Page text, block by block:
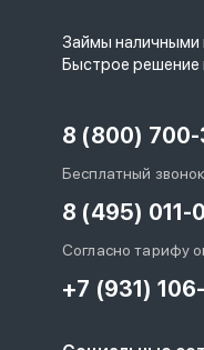
Займы наличными
Быстрое решение
8 (800)
Бесплатный
8 (495) 011-
Согласно тарифу
+7 (931)